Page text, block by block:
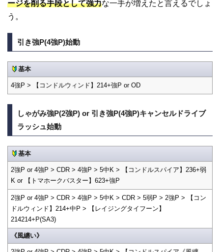
ージを削る手段として強力な一手が増えたと言えるでしょ
う。
引き強P(4強P)始動
基本
4強P > 【コンドルウィンド】214+強P or OD
しゃがみ強P(2強P) or 引き強P(4強P)キャンセルドライブ
ラッシュ始動
基本
2強P or 4強P > CDR > 4強P > 5中K > 【コンドルスパイア】236+弱
K or 【トマホークバスター】623+強P
2強P or 4強P > CDR > 4強P > 5中K > CDR > 5弱P > 2強P > 【コン
ドルウィンド】214+中P > 【レイジングタイフーン】
214214+P(SA3)
《風纏い》